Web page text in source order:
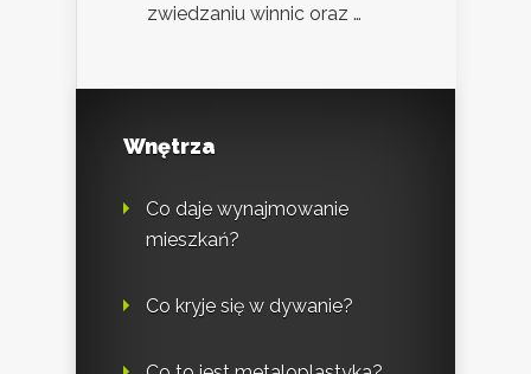
zwiedzaniu winnic oraz …
Wnętrza
Co daje wynajmowanie
mieszkań?
Co kryje się w dywanie?